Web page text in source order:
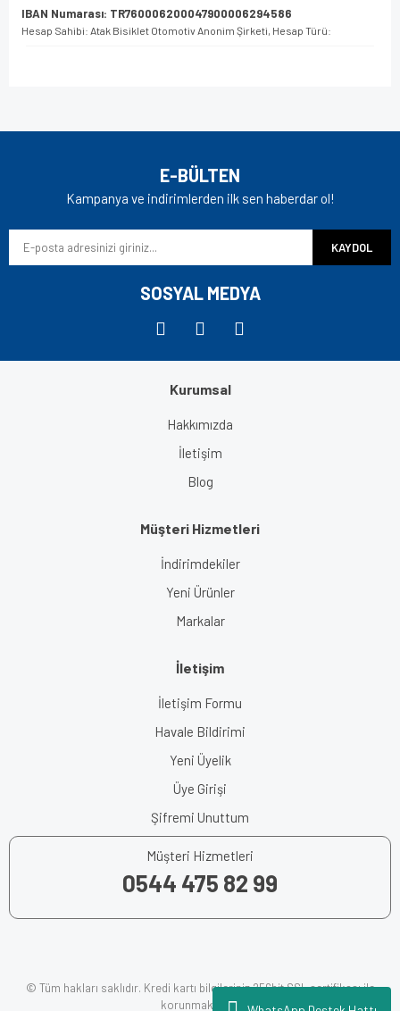
IBAN Numarası: TR760006200047900006294586
Hesap Sahibi: Atak Bisiklet Otomotiv Anonim Şirketi, Hesap Türü:
E-BÜLTEN
Kampanya ve indirimlerden ilk sen haberdar ol!
KAYDOL
SOSYAL MEDYA
Kurumsal
Hakkımızda
İletişim
Blog
Müşteri Hizmetleri
İndirimdekiler
Yeni Ürünler
Markalar
İletişim
İletişim Formu
Havale Bildirimi
Yeni Üyelik
Üye Girişi
Şifremi Unuttum
Müşteri Hizmetleri
0544 475 82 99
© Tüm hakları saklıdır. Kredi kartı bilgileriniz 256bit SSL sertifikası ile
korunmaktadır.